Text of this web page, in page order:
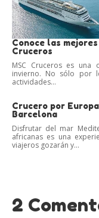
Conoce las
Cruceros
MSC Cruceros es una
invierno. No sólo por
actividades...
Crucero por
Barcelona
Disfrutar del mar
africanas es una
viajeros gozarán y...
2